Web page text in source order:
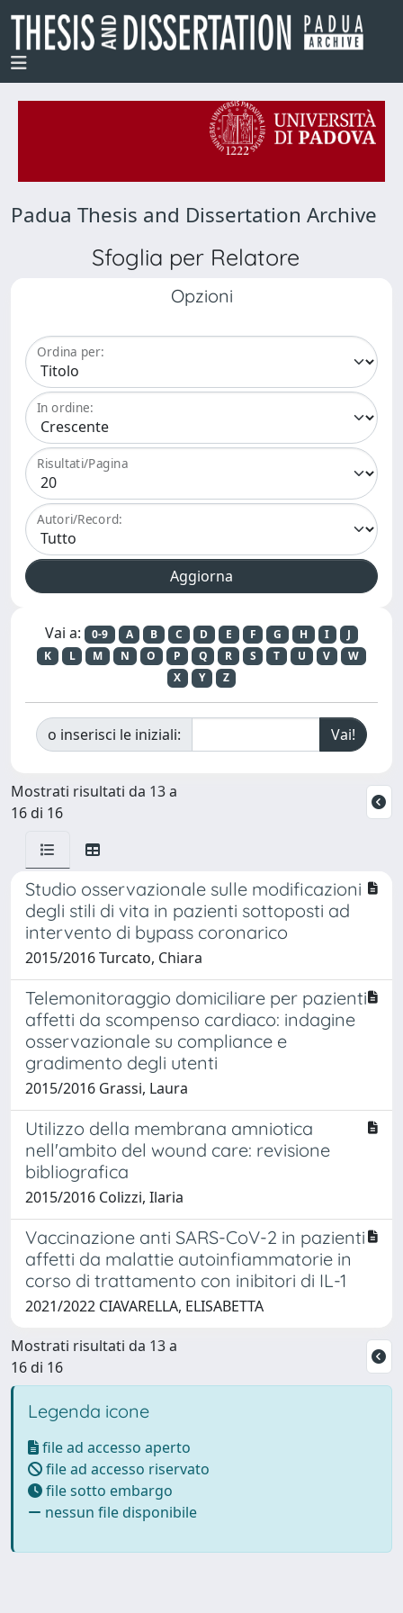
Padua Thesis and Dissertation Archive
Sfoglia per Relatore
Opzioni
Ordina per:
In ordine:
Risultati/Pagina
Autori/Record:
Vai a: 0-9 A B C D E F G H I
J
K
L M N O P Q R S T U V
W
X
Y Z
o inserisci le iniziali:
Mostrati risultati da 13 a
16 di 16
Studio osservazionale sulle modificazioni
degli stili di vita in pazienti sottoposti ad
intervento di bypass coronarico
2015/2016 Turcato, Chiara
Telemonitoraggio domiciliare per pazienti
affetti da scompenso cardiaco: indagine
osservazionale su compliance e
gradimento degli utenti
2015/2016 Grassi, Laura
Utilizzo della membrana amniotica
nell'ambito del wound care: revisione
bibliografica
2015/2016 Colizzi, Ilaria
Vaccinazione anti SARS-CoV-2 in pazienti
affetti da malattie autoinfiammatorie in
corso di trattamento con inibitori di IL-1
2021/2022 CIAVARELLA, ELISABETTA
Mostrati risultati da 13 a
16 di 16
Legenda icone
file ad accesso aperto
file ad accesso riservato
file sotto embargo
nessun file disponibile